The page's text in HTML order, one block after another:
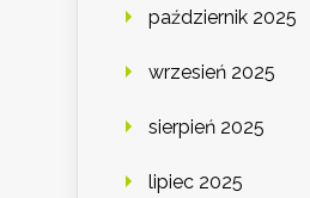
październik 2025
wrzesień 2025
sierpień 2025
lipiec 2025